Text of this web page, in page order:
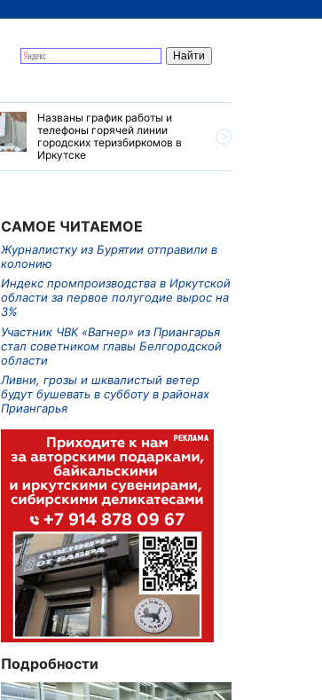
Названы график работы и
телефоны горячей линии
городских теризбиркомов в
Иркутске
САМОЕ ЧИТАЕМОЕ
Журналистку из Бурятии отправили в
колонию
Индекс промпроизводства в Иркутской
области за первое полугодие вырос на
3%
Участник ЧВК «Вагнер» из Приангарья
стал советником главы Белгородской
области
Ливни, грозы и шквалистый ветер
будут бушевать в субботу в районах
Приангарья
Подробности